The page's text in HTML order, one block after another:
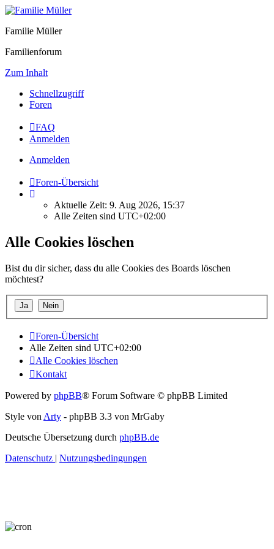
Familie Müller
Familienforum
Zum Inhalt
Schnellzugriff
Foren
FAQ
Anmelden
Anmelden
Foren-Übersicht
Aktuelle Zeit: 9. Aug 2026, 15:37
Alle Zeiten sind UTC+02:00
Alle Cookies löschen
Bist du dir sicher, dass du alle Cookies des Boards löschen
möchtest?
Foren-Übersicht
Alle Zeiten sind UTC+02:00
Alle Cookies löschen
Kontakt
Powered by phpBB® Forum Software © phpBB Limited
Style vonArty - phpBB 3.3 von MrGaby
Deutsche Übersetzung durch phpBB.de
Datenschutz | Nutzungsbedingungen